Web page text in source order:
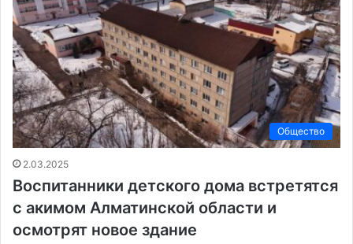
Общество
2.03.2025
Воспитанники детского дома встретятся
с акимом Алматинской области и
осмотрят новое здание